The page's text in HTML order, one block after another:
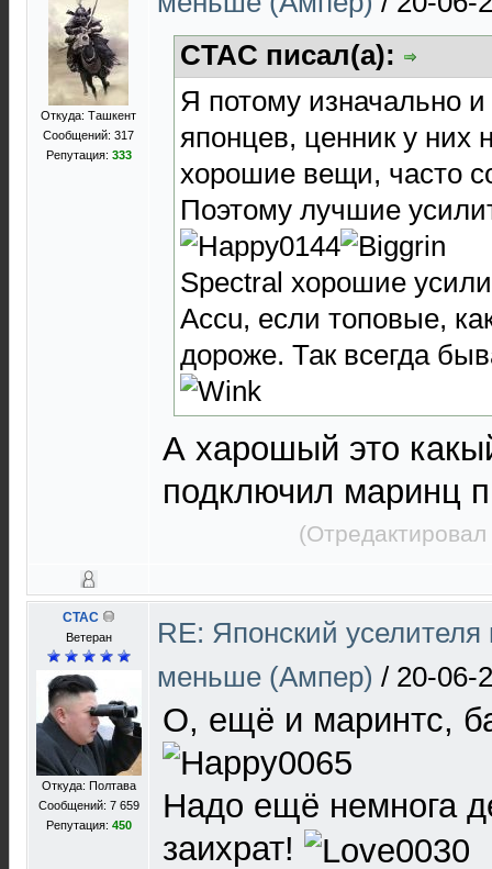
Откуда: Ташкент
Сообщений: 317
Репутация: 333
CTAC писал(а):
Я потому изначально
японцев, ценник у них
хорошие вещи, часто
Поэтому лучшие
Spectral хорошие
Accu, если топовые,
дороже. Так всегда
А харошый это
подключил маринц
CTAC
Ветеран
Откуда: Полтава
Сообщений: 7 659
Репутация: 450
RE: Японский
меньше (Ампер) / 20-06-
О, ещё и маринтс,
Надо ещё немнога
заихрат!